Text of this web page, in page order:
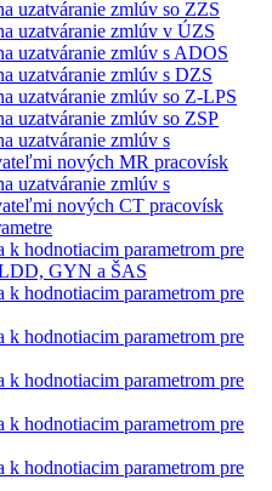
uzatváranie zmlúv so ZZS
uzatváranie zmlúv v ÚZS
uzatváranie zmlúv s ADOS
uzatváranie zmlúv s DZS
uzatváranie zmlúv so Z-LPS
uzatváranie zmlúv so ZSP
uzatváranie zmlúv s
nových MR pracovísk
uzatváranie zmlúv s
nových CT pracovísk
k hodnotiacim parametrom pre
GYN a ŠAS
k hodnotiacim parametrom pre
k hodnotiacim parametrom pre
k hodnotiacim parametrom pre
k hodnotiacim parametrom pre
k hodnotiacim parametrom pre